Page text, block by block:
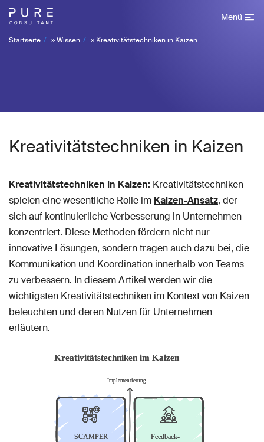
Menü
Startseite »Wissen » Kreativitätstechniken in Kaizen
Kreativitätstechniken in Kaizen
Kreativitätstechniken in Kaizen: Kreativitätstechniken
spielen eine wesentliche Rolle im Kaizen-Ansatz, der
sich auf kontinuierliche Verbesserung in Unternehmen
konzentriert. Diese Methoden fördern nicht nur
innovative Lösungen, sondern tragen auch dazu bei, die
Kommunikation und Koordination innerhalb von Teams
zu verbessern. In diesem Artikel werden wir die
wichtigsten Kreativitätstechniken im Kontext von Kaizen
beleuchten und deren Nutzen für Unternehmen
erläutern.